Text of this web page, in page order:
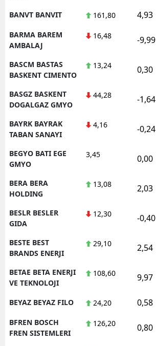
BANVT BANVIT 161,80 4,93
BARMA BAREM
AMBALAJ
16,48 -9,99
BASCM BASTAS
BASKENT CIMENTO
13,24 0,30
BASGZ BASKENT
DOGALGAZ GMYO
44,28 -1,64
BAYRK BAYRAK
TABAN SANAYI
4,16 -0,24
BEGYO BATI EGE
GMYO
3,45 0,00
BERA BERA
HOLDING
13,08 2,03
BESLR BESLER
GIDA
12,30 -0,40
BESTE BEST
BRANDS ENERJI
29,10 2,54
BETAE BETA ENERJI
VE TEKNOLOJI
108,60 9,97
BEYAZ BEYAZ FILO 24,20 0,58
BFREN BOSCH
FREN SISTEMLERI
126,20 0,80